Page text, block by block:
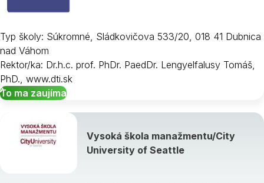
Typ školy: Súkromné, Sládkovičova 533/20, 018 41 Dubnica
nad Váhom
Rektor/ka: Dr.h.c. prof. PhDr. PaedDr. Lengyelfalusy Tomáš,
PhD., www.dti.sk
To ma zaujíma
Vysoká škola manažmentu/City
University of Seattle